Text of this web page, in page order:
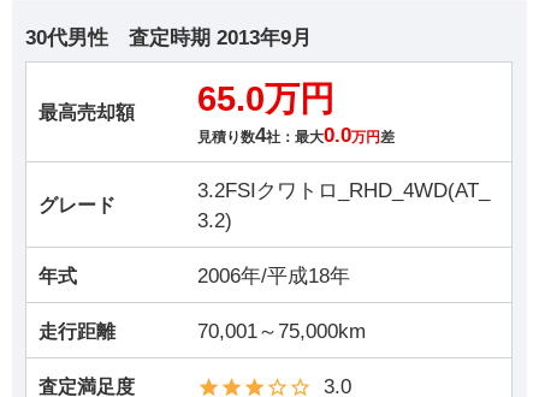
30代男性 査定時期 2013年9月
最高売却額 65.0万円
見積り数4社：最大0.0万円差
グレード
3.2FSIクワトロ_RHD_4WD(AT_
3.2)
年式 2006年/平成18年
走行距離 70,001～75,000km
査定満足度 3.0